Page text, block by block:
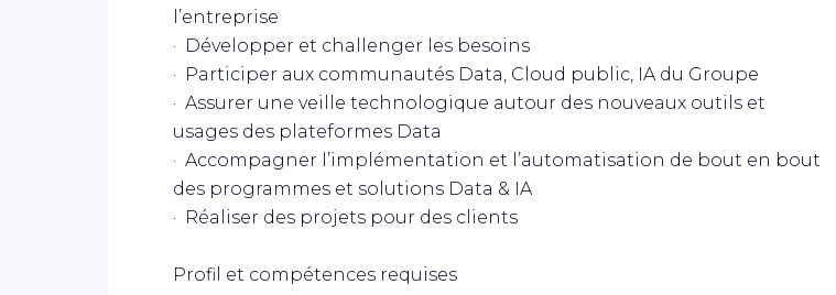
l’entreprise
· Développer et challenger les besoins
· Participer aux communautés Data, Cloud public, IA du Groupe
· Assurer une veille technologique autour des nouveaux outils et
usages des plateformes Data
· Accompagner l’implémentation et l’automatisation de bout en bout
des programmes et solutions Data & IA
· Réaliser des projets pour des clients
Profil et compétences requises